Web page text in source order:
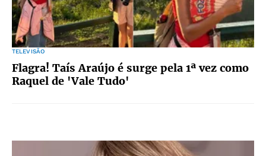
TELEVISÃO
Flagra! Taís Araújo é surge pela 1ª vez como
Raquel de 'Vale Tudo'